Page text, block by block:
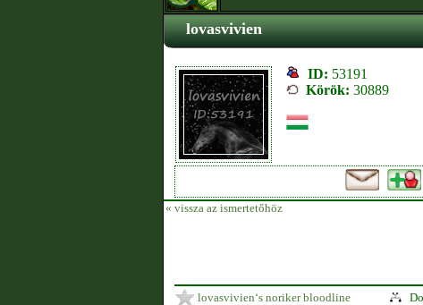
lovasvivien
ID: 53191
Körök: 30889
« vissza az ismertetőhöz
lovasvivien‘s noriker bloodline